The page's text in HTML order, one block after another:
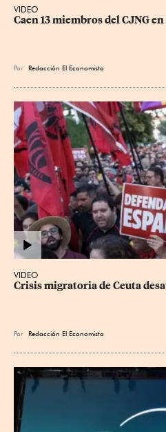
VIDEO
Caen 13 miembros del CJNG
Por Redacción El Economista
VIDEO
Crisis migratoria de Ceuta
Por Redacción El Economista